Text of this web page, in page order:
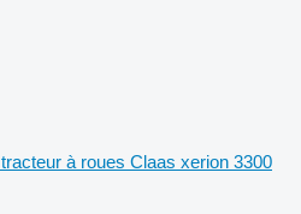
tracteur à roues Claas xerion 3300